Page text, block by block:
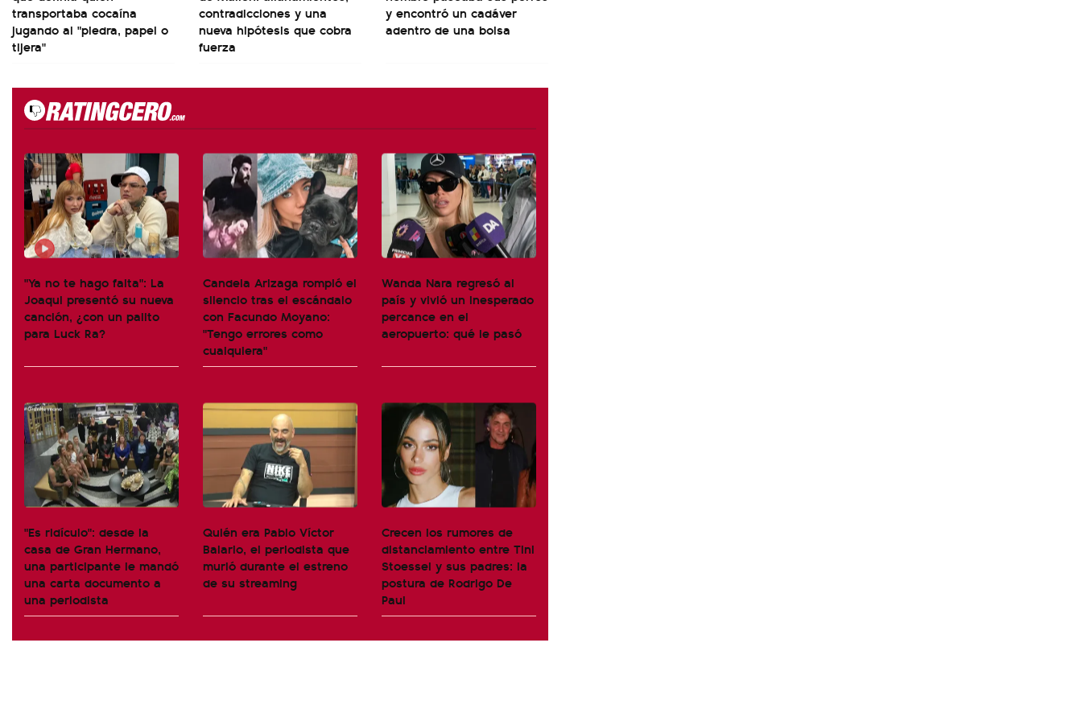
transportaba cocaína
jugando al "piedra, papel o
tijera"
contradicciones y una
nueva hipótesis que cobra
fuerza
y encontró un cadáver
adentro de una bolsa
"Ya no te hago falta": La
Joaqui presentó su nueva
canción, ¿con un palito
para Luck Ra?
Candela Arizaga rompió el
silencio tras el escándalo
con Facundo Moyano:
"Tengo errores como
cualquiera"
Wanda Nara regresó al
país y vivió un inesperado
percance en el
aeropuerto: qué le pasó
"Es ridículo": desde la
casa de Gran Hermano,
una participante le mandó
una carta documento a
una periodista
Quién era Pablo Víctor
Balario, el periodista que
murió durante el estreno
de su streaming
Crecen los rumores de
distanciamiento entre Tini
Stoessel y sus padres: la
postura de Rodrigo De
Paul